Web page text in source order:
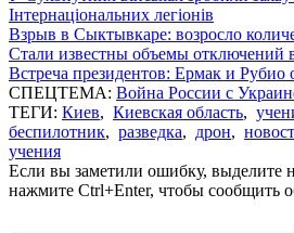
Інтернаціональних легіонів
Взрыв в Сыктывкаре: возросло
Стали известны объемы отключений
Встреча президентов: Ермак и Рубио
СПЕЦТЕМА: Война России с
ТЕГИ: Киев, Киевская область,
беспилотник, разведка, дрон,
учения
Если вы заметили ошибку, выделите
нажмите Ctrl+Enter, чтобы сообщить